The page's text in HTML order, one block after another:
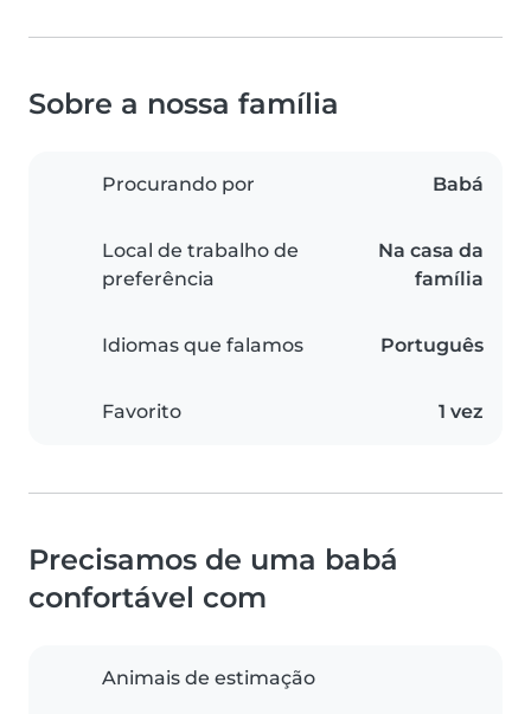
Sobre a nossa família
Procurando por Babá
Local de trabalho de
preferência
Na casa da
família
Idiomas que falamos Português
Favorito 1 vez
Precisamos de uma babá
confortável com
Animais de estimação